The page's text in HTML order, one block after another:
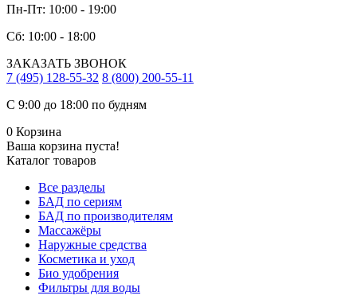
Пн-Пт: 10:00 - 19:00
Сб: 10:00 - 18:00
ЗАКАЗАТЬ ЗВОНОК
7 (495) 128-55-32 8 (800) 200-55-11
С 9:00 до 18:00 по будням
0 Корзина
Ваша корзина пуста!
Каталог товаров
Все разделы
БАД по сериям
БАД по производителям
Массажёры
Наружные средства
Косметика и уход
Био удобрения
Фильтры для воды